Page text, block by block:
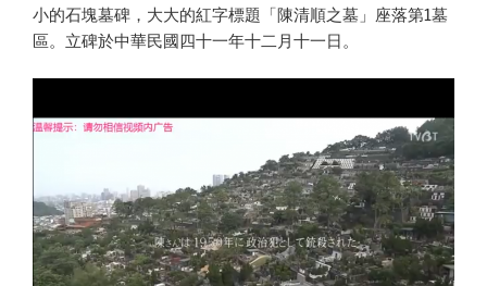
小的石塊墓碑，大大的紅字標題「陳清順之墓」座落第1墓
區。立碑於中華民國四十一年十二月十一日。